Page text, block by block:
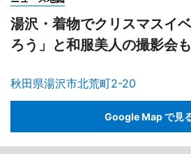
湯沢・着物でクリスマスイ
ろう」と和服美人の撮影会も
秋田県湯沢市北荒町2-20
Google Map で見